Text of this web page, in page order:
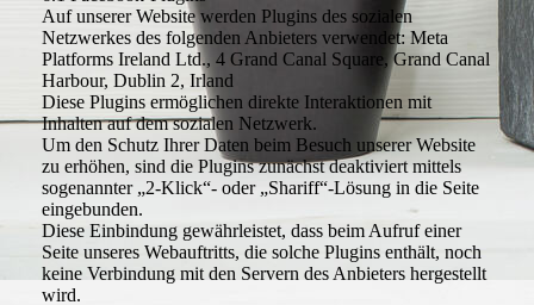
Auf unserer Website werden Plugins des sozialen
Netzwerkes des folgenden Anbieters verwendet: Meta
Platforms Ireland Ltd., 4 Grand Canal Square, Grand Canal
Harbour, Dublin 2, Irland
Diese Plugins ermöglichen direkte Interaktionen mit
Inhalten auf dem sozialen Netzwerk.
Um den Schutz Ihrer Daten beim Besuch unserer Website
zu erhöhen, sind die Plugins zunächst deaktiviert mittels
sogenannter „2-Klick“- oder „Shariff“-Lösung in die Seite
eingebunden.
Diese Einbindung gewährleistet, dass beim Aufruf einer
Seite unseres Webauftritts, die solche Plugins enthält, noch
keine Verbindung mit den Servern des Anbieters hergestellt
wird.